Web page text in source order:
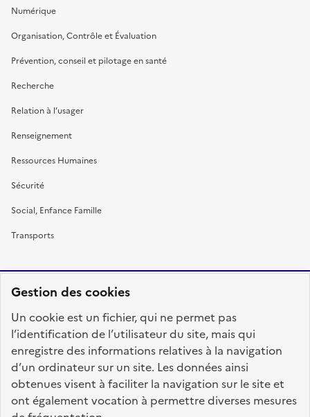
Gestion des cookies
Un cookie est un fichier, qui ne permet pas
l’identification de l’utilisateur du site, mais qui
enregistre des informations relatives à la navigation
d’un ordinateur sur un site. Les données ainsi
obtenues visent à faciliter la navigation sur le site et
ont également vocation à permettre diverses mesures
Numérique
Organisation, Contrôle et Évaluation
Prévention, conseil et pilotage en santé
Recherche
Relation à l’usager
Renseignement
Ressources Humaines
Sécurité
Social, Enfance Famille
Transports
FRANÇAISE
fonction-publique.gouv.fr
legifrance.gouv.fr